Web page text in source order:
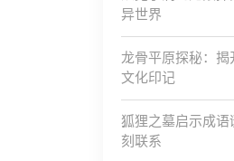
异世界
龙骨平原探秘：
文化印记
狐狸之墓启示成
刻联系